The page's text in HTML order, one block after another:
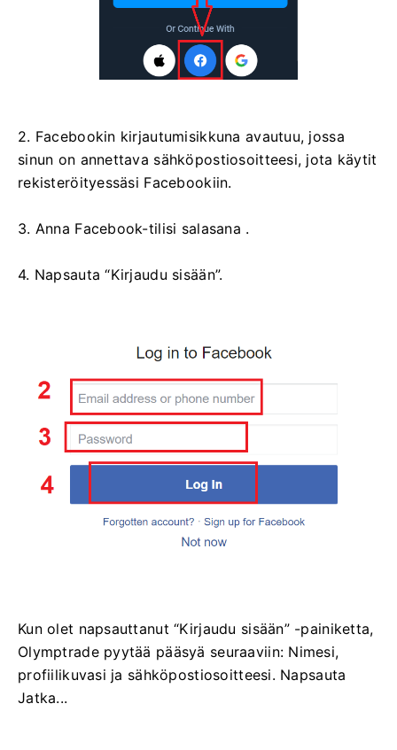
2. Facebookin kirjautumisikkuna avautuu, jossa
sinun on annettava sähköpostiosoitteesi, jota käytit
rekisteröityessäsi Facebookiin.
3. Anna Facebook-tilisi salasana .
4. Napsauta “Kirjaudu sisään”.
Kun olet napsauttanut “Kirjaudu sisään” -painiketta,
Olymptrade pyytää pääsyä seuraaviin: Nimesi,
profiilikuvasi ja sähköpostiosoitteesi. Napsauta
Jatka...